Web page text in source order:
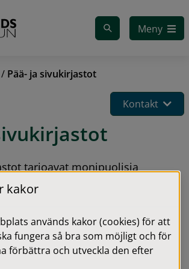
Meny
/ Pää- ja sivukirjastot
Kontakt
tarjoavat monipuolisia
Kirjastolla järjestetään
tapahtumia lapsille ja
kaksikielinen teatteri tai
Lisäksi meillä on parikymmentä
lähes 200 aikakauslehteä.
kakor
används kakor (cookies) för att
fungera så bra som möjligt och för
förbättra och utveckla den efter